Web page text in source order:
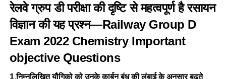
रेलवे ग्रुप डी परीक्षा की दृष्टि से महत्वपूर्ण है रसायन
विज्ञान की यह प्रश्न—Railway Group D
Exam 2022 Chemistry Important
objective Questions
1.निम्नलिखित यौगिको को उनके कार्बन बंध की लंबाई के अनुसार बढ़ते